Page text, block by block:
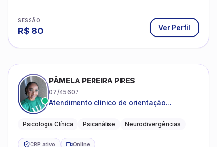
SESSÃO
R$ 80 Ver Perfil
PÂMELA PEREIRA PIRES
07/45607
Atendimento clínico de orientação
crianças neurotípicas
Psicologia Clínica Psicanálise Neurodivergências
CRP ativo Online